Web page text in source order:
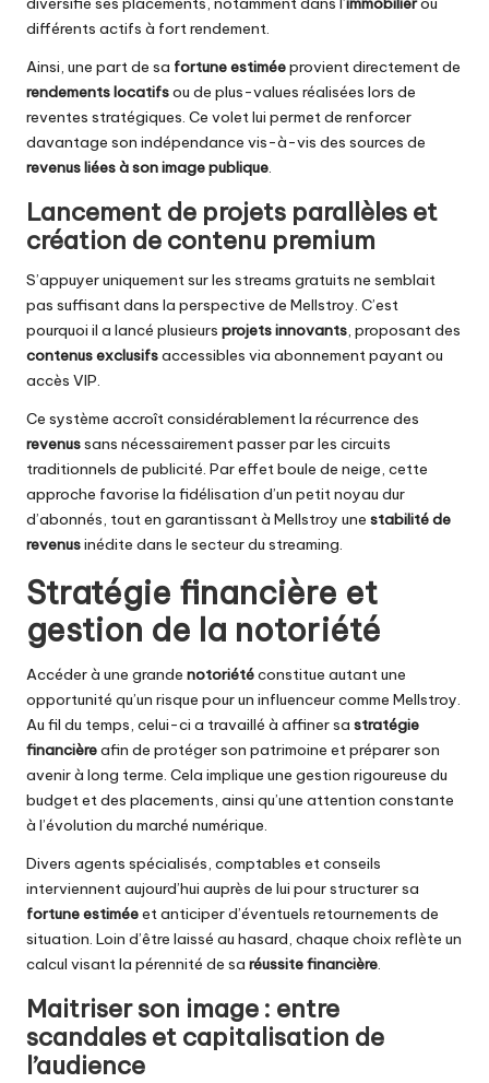
différents actifs à fort rendement.
Ainsi, une part de sa fortune estiméeprovient directement de
rendements locatifsou de plus-values réalisées lors de
reventes stratégiques. Ce volet lui permet de renforcer
davantage son indépendance vis-à-vis des sources de
revenus liées à son image publique.
Lancement de projets parallèles et
création de contenu premium
S’appuyer uniquement sur les streams gratuits ne semblait
pas suffisant dans la perspective de Mellstroy. C’est
pourquoi il a lancé plusieurs projets innovants, proposant des
contenus exclusifsaccessibles via abonnement payant ou
accès VIP.
Ce système accroît considérablement la récurrence des
revenussans nécessairement passer par les circuits
traditionnels de publicité. Par effet boule de neige, cette
approche favorise la fidélisation d’un petit noyau dur
d’abonnés, tout en garantissant à Mellstroy une stabilité de
revenusinédite dans le secteur du streaming.
Stratégie financière et
gestion de la notoriété
Accéder à une grande notoriétéconstitue autant une
opportunité qu’un risque pour un influenceur comme Mellstroy.
Au fil du temps, celui-ci a travaillé à affiner sa stratégie
financièreafin de protéger son patrimoine et préparer son
avenir à long terme. Cela implique une gestion rigoureuse du
budget et des placements, ainsi qu’une attention constante
à l’évolution du marché numérique.
Divers agents spécialisés, comptables et conseils
interviennent aujourd’hui auprès de lui pour structurer sa
fortune estiméeet anticiper d’éventuels retournements de
situation. Loin d’être laissé au hasard, chaque choix reflète un
calcul visant la pérennité de sa réussite financière.
Maitriser son image : entre
scandales et capitalisation de
l’audience